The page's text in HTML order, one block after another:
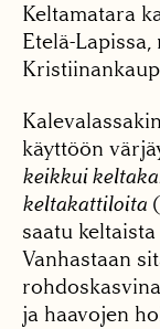
Keltamatara
Etelä-
käyttöön
keikkui
keltakattiloita
saatu
Vanhastaan
ja haavojen